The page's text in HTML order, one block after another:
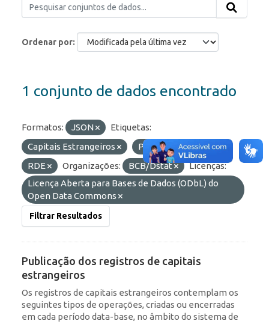
Ordenar por
1 conjunto de dados encontrado
Formatos: JSON
Etiquetas:
Capitais Estrangeiros
Portfólio
IED
RDE
Organizações: BCB/Dstat
Licenças:
Licença Aberta para Bases de Dados (ODbL) do
Open Data Commons
Filtrar Resultados
Publicação dos registros de capitais
estrangeiros
Os registros de capitais estrangeiros contemplam os
seguintes tipos de operações, criadas ou encerradas
em cada período data-base, no âmbito do sistema de